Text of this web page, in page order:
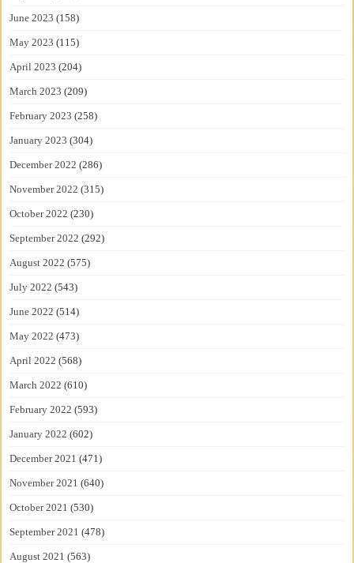
June 2023 (158)
May 2023 (115)
April 2023 (204)
March 2023 (209)
February 2023 (258)
January 2023 (304)
December 2022 (286)
November 2022 (315)
October 2022 (230)
September 2022 (292)
August 2022 (575)
July 2022 (543)
June 2022 (514)
May 2022 (473)
April 2022 (568)
March 2022 (610)
February 2022 (593)
January 2022 (602)
December 2021 (471)
November 2021 (640)
October 2021 (530)
September 2021 (478)
August 2021 (563)